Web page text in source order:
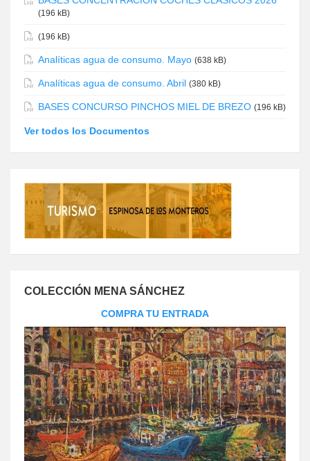
(196 kB)
(196 kB)
Analíticas agua de consumo. Mayo (638 kB)
Analíticas agua de consumo. Abril (380 kB)
BASES CONCURSO PINCHOS MIEL DE BREZO (196 kB)
Ver todos los Documentos
COLECCIÓN MENA SÁNCHEZ
COMPRA TU ENTRADA